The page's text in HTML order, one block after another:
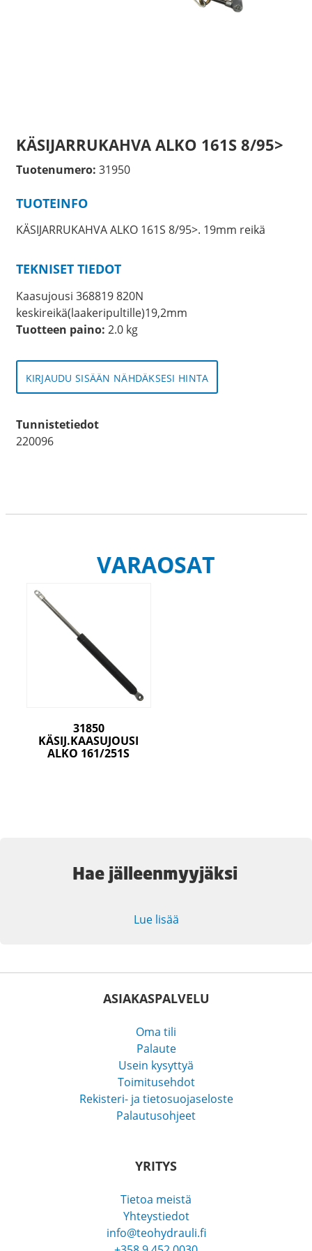
KÄSIJARRUKAHVA ALKO 161S 8/95>
Tuotenumero: 31950
TUOTEINFO
KÄSIJARRUKAHVA ALKO 161S 8/95>. 19mm reikä
TEKNISET TIEDOT
Kaasujousi 368819 820N
keskireikä(laakeripultille)19,2mm
Tuotteen paino: 2.0 kg
KIRJAUDU SISÄÄN NÄHDÄKSESI HINTA
Tunnistetiedot
220096
VARAOSAT
31850
KÄSIJ.KAASUJOUSI
ALKO 161/251S
Hae jälleenmyyjäksi
Lue lisää
ASIAKASPALVELU
Oma tili
Palaute
Usein kysyttyä
Toimitusehdot
Rekisteri- ja tietosuojaseloste
Palautusohjeet
YRITYS
Tietoa meistä
Yhteystiedot
info@teohydrauli.fi